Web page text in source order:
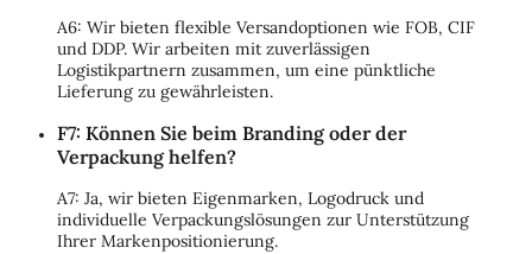
A6: Wir bieten flexible Versandoptionen wie FOB, CIF
und DDP. Wir arbeiten mit zuverlässigen
Logistikpartnern zusammen, um eine pünktliche
Lieferung zu gewährleisten.
F7: Können Sie beim Branding oder der
Verpackung helfen?
A7: Ja, wir bieten Eigenmarken, Logodruck und
individuelle Verpackungslösungen zur Unterstützung
Ihrer Markenpositionierung.